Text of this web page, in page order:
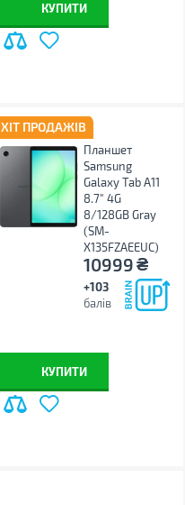
КУПИТИ
ХІТ ПРОДАЖІВ
Планшет
Samsung
Galaxy Tab A11
8.7" 4G
8/128GB Gray
(SM-
X135FZAEEUC)
10999₴
+103
балів
КУПИТИ